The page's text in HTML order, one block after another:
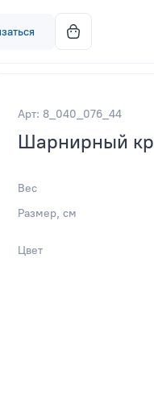
Арт: 8_040_076_44
Шарнирный
Вес
Размер, см
Цвет